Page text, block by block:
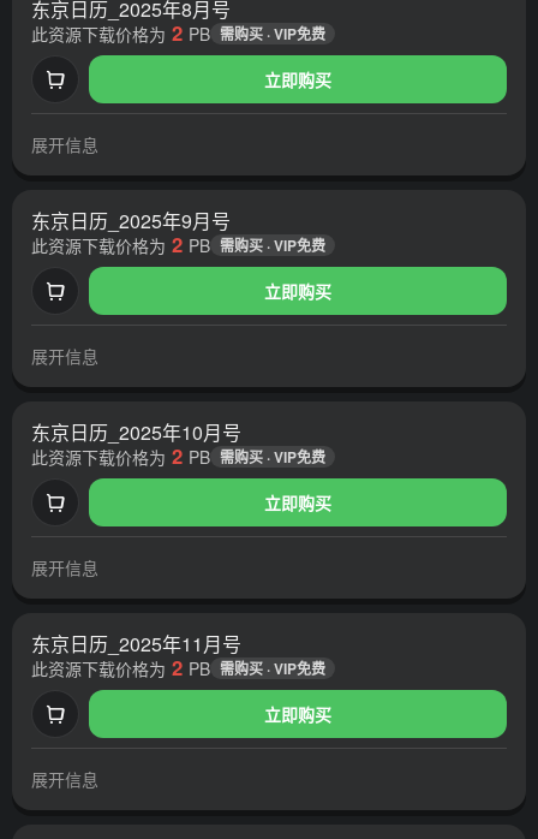
东京日历_2025年8月号
立即购买
此资源下载价格为 2 PB 需购买 · VIP免费
展开信息
东京日历_2025年9月号
立即购买
此资源下载价格为 2 PB 需购买 · VIP免费
展开信息
东京日历_2025年10月号
立即购买
此资源下载价格为 2 PB 需购买 · VIP免费
展开信息
东京日历_2025年11月号
立即购买
此资源下载价格为 2 PB 需购买 · VIP免费
展开信息